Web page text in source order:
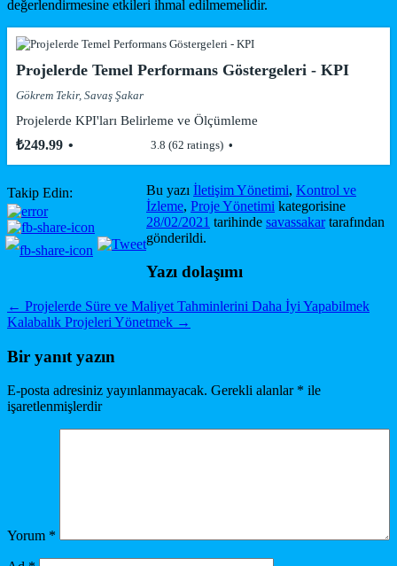
değerlendirmesine etkileri ihmal edilmemelidir.
Projelerde Temel Performans Göstergeleri - KPI
Gökrem Tekir, Savaş Şakar
Projelerde KPI'ları Belirleme ve Ölçümleme
₺249.99 3.8 (62 ratings)
Takip Edin: Bu yazı İletişim Yönetimi, Kontrol ve
İzleme, Proje Yönetimi kategorisine
28/02/2021 tarihinde savassakartarafından
gönderildi.
Yazı dolaşımı
← Projelerde Süre ve Maliyet Tahminlerini Daha İyi Yapabilmek
Kalabalık Projeleri Yönetmek →
Bir yanıt yazın
E-posta adresiniz yayınlanmayacak. Gerekli alanlar * ile
işaretlenmişlerdir
Yorum *